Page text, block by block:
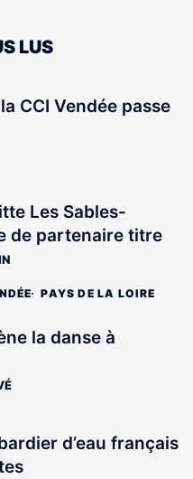
LUS
CCI Vendée passe
Les Sables-
de partenaire titre
PAYS DE LA LOIRE
la danse à
d’eau français